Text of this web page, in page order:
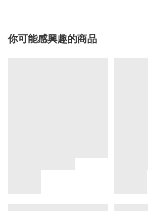
你可能感興趣的商品